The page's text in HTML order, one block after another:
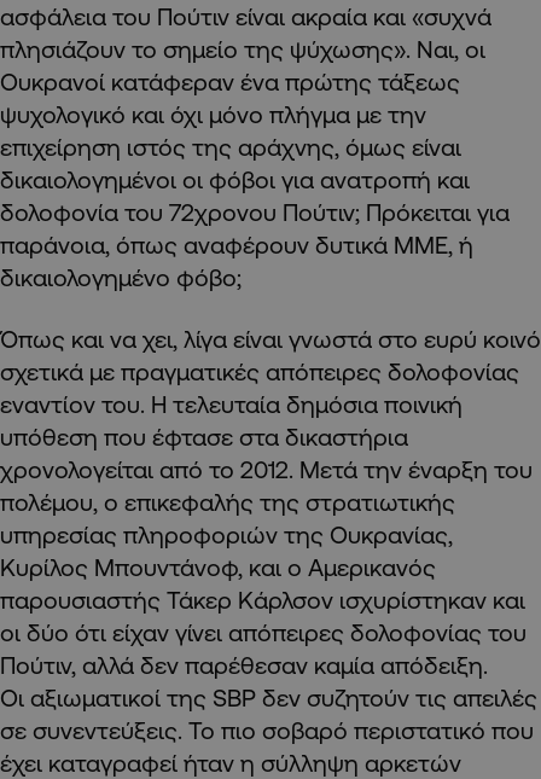
ασφάλεια του Πούτιν είναι ακραία και «συχνά
πλησιάζουν το σημείο της ψύχωσης». Ναι, οι
Ουκρανοί κατάφεραν ένα πρώτης τάξεως
ψυχολογικό και όχι μόνο πλήγμα με την
επιχείρηση ιστός της αράχνης, όμως είναι
δικαιολογημένοι οι φόβοι για ανατροπή και
δολοφονία του 72χρονου Πούτιν; Πρόκειται για
παράνοια, όπως αναφέρουν δυτικά ΜΜΕ, ή
δικαιολογημένο φόβο;
Όπως και να χει, λίγα είναι γνωστά στο ευρύ κοινό
σχετικά με πραγματικές απόπειρες δολοφονίας
εναντίον του. Η τελευταία δημόσια ποινική
υπόθεση που έφτασε στα δικαστήρια
χρονολογείται από το 2012. Μετά την έναρξη του
πολέμου, ο επικεφαλής της στρατιωτικής
υπηρεσίας πληροφοριών της Ουκρανίας,
Κυρίλος Μπουντάνοφ, και ο Αμερικανός
παρουσιαστής Τάκερ Κάρλσον ισχυρίστηκαν και
οι δύο ότι είχαν γίνει απόπειρες δολοφονίας του
Πούτιν, αλλά δεν παρέθεσαν καμία απόδειξη.
Οι αξιωματικοί της SBP δεν συζητούν τις απειλές
σε συνεντεύξεις. Το πιο σοβαρό περιστατικό που
έχει καταγραφεί ήταν η σύλληψη αρκετών